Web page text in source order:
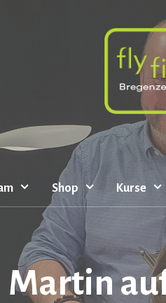
Shop Kurse
Martin